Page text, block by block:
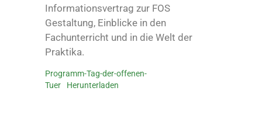
Informationsvertrag zur FOS
Gestaltung, Einblicke in den
Fachunterricht und in die Welt der
Praktika.
Programm-Tag-der-offenen-
Tuer
Herunterladen